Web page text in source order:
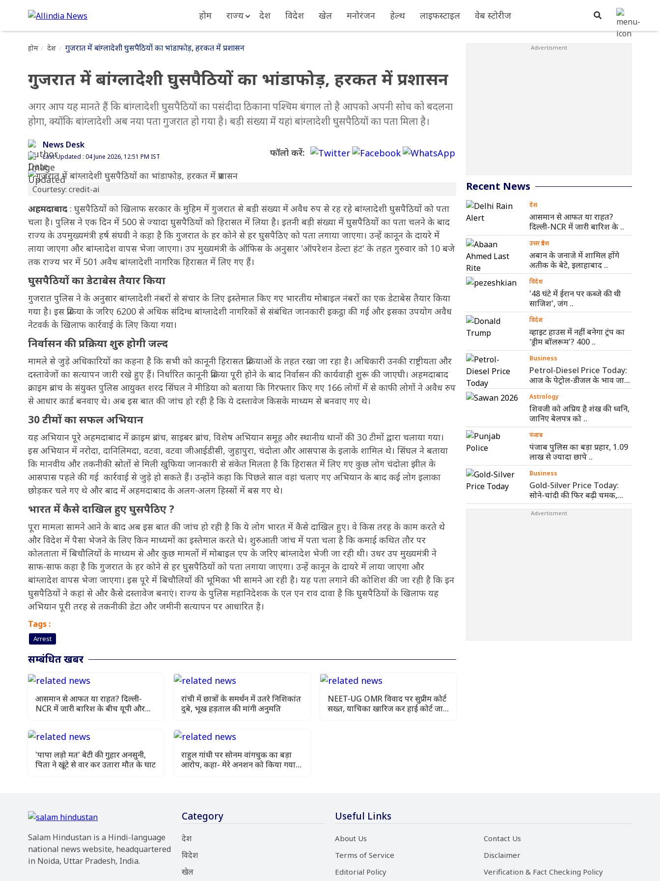
होम राज्य देश विदेश खेल मनोरंजन हेल्थ लाइफस्टाइल वेब स्टोरीज
होम देश गुजरात में बांग्लादेशी घुसपैठियों का भांडाफोड़, हरकत में प्रशासन
गुजरात में बांग्लादेशी घुसपैठियों का भांडाफोड़, हरकत में प्रशासन
अगर आप यह मानते हैं कि बांग्लादेशी घुसपैठियों का पसंदीदा ठिकाना पश्चिम बंगाल तो है आपको अपनी सोच को बदलना
होगा, क्योंकि बांग्लादेशी अब नया पता गुजरात हो गया है। बड़ी संख्या में यहां बांग्लादेशी घुसपैठियों का पता मिला है।
News Desk
Last Updated : 04 June 2026, 12:51 PM IST फॉलो करें:
Courtesy: credit-ai
अहमदाबाद : घुसपैठियों को खिलाफ सरकार के मुहिम में गुजरात से बड़ी संख्या में अवैध रुप से रह रहे बांग्लादेशी घुसपैठियों को पता
चला है। पुलिस ने एक दिन में 500 से ज्यादा घुसपैठियों को हिरासत में लिया है। इतनी बड़ी संख्या में घुसपैठियों का पता चलने के बाद
राज्य के उपमुख्यमंत्री हर्ष संघवी ने कहा है कि गुजरात के हर कोने से हर घुसपैठिए को पता लगाया जाएगा। उन्हें कानून के दायरे में
लाया जाएगा और बांग्लादेश वापस भेजा जाएगा। उप मुख्यमंत्री के ऑफिस के अनुसार 'ऑपरेशन डेल्टा हंट' के तहत गुरुवार को 10 बजे
तक राज्य भर में 501 अवैध बांग्लादेशी नागरिक हिरासत में लिए गए हैं।
घुसपैठियों का डेटाबेस तैयार किया
गुजरात पुलिस ने के अनुसार बांग्लादेशी नंबरों से संचार के लिए इस्तेमाल किए गए भारतीय मोबाइल नंबरों का एक डेटाबेस तैयार किया
गया है। इस प्रक्रिया के जरिए 6200 से अधिक संदिग्ध बांग्लादेशी नागरिकों से संबंधित जानकारी इकट्ठा की गई और इसका उपयोग अवैध
नेटवर्क के खिलाफ कार्रवाई के लिए किया गया।
निर्वासन की प्रक्रिया शुरु होगी जल्द
मामले से जुड़े अधिकारियों का कहना है कि सभी को कानूनी हिरासत प्रक्रियाओं के तहत रखा जा रहा है। अधिकारी उनकी राष्ट्रीयता और
दस्तावेजों का सत्यापन जारी रखे हुए हैं। निर्धारित कानूनी प्रक्रिया पूरी होने के बाद निर्वासन की कार्यवाही शुरू की जाएघी। अहमदाबाद
क्राइम ब्रांच के संयुक्त पुलिस आयुक्त शरद सिंघल ने मीडिया को बताया कि गिरफ्तार किए गए 166 लोगों में से काफी लोगों ने अवैध रुप
से आधार कार्ड बनवाए थे। अब इस बात की जांच हो रही है कि ये दस्तावेज किसके माध्यम से बनवाए गए थे।
30 टीमों का सफल अभियान
यह अभियान पूरे अहमदाबाद में क्राइम ब्रांच, साइबर ब्रांच, विशेष अभियान समूह और स्थानीय थानों की 30 टीमों द्वारा चलाया गया।
इस अभियान में नरोदा, दानिलिमदा, वटवा, वटवा जीआईडीसी, जुहापुरा, चंदोला और आसपास के इलाके शामिल थे। सिंघल ने बताया
कि मानवीय और तकनीकी स्रोतों से मिली खुफिया जानकारी से संकेत मिलता है कि हिरासत में लिए गए कुछ लोग चंदोला झील के
आसपास पहले की गई कार्रवाई से जुड़े हो सकते हैं। उन्होंने कहा कि पिछले साल वहां चलाए गए अभियान के बाद कई लोग इलाका
छोड़कर चले गए थे और बाद में अहमदाबाद के अलग-अलग हिस्सों में बस गए थे।
भारत में कैसे दाखिल हुए घुसपैठिए ?
पूरा मामला सामने आने के बाद अब इस बात की जांच हो रही है कि ये लोग भारत में कैसे दाखिल हुए। वे किस तरह के काम करते थे
और विदेश में पैसा भेजने के लिए किन माध्यमों का इस्तेमाल करते थे। शुरुआती जांच में पता चला है कि कमाई कथित तौर पर
कोलताता में बिचौलियों के माध्यम से और कुछ मामलों में मोबाइल एप के जरिए बांग्लादेश भेजी जा रही थी। उधर उप मुख्यमंत्री ने
साफ-साफ कहा है कि गुजरात के हर कोने से हर घुसपैठियों को पता लगाया जाएगा। उन्हें कानून के दायरे में लाया जाएगा और
बांग्लादेश वापस भेजा जाएगा। इस पूरे में बिचौलियों की भूमिका भी सामने आ रही है। यह पता लगाने की कोशिश की जा रही है कि इन
घुसपैठियों ने कहां से और कैसे दस्तावेज बनाएं। राज्य के पुलिस महानिदेशक के एल एन राव दावा है कि घुसपैठियों के खिलाफ यह
अभियान पूरी तरह से तकनीकी डेटा और जमीनी सत्यापन पर आधारित है।
Tags :
Arrest
सम्बंधित खबर
आसमान से आफत या राहत? दिल्ली-
NCR में जारी बारिश के बीच यूपी और
रांची में छात्रों के समर्थन में उतरे निशिकांत
दुबे, भूख हड़ताल की मांगी अनुमति
NEET-UG OMR विवाद पर सुप्रीम कोर्ट
सख्त, याचिका खारिज कर हाई कोर्ट जाने
'पापा लड़ो मत' बेटी की गुहार अनसुनी,
पिता ने खूंटे से वार कर उतारा मौत के घाट
राहुल गांधी पर सोनम वांगचुक का बड़ा
आरोप, कहा- मेरे अनशन को किया गया
Recent News
देश
आसमान से आफत या राहत?
दिल्ली-NCR में जारी बारिश के ..
उत्तर प्रदेश
अबान के जनाजे में शामिल होंगे
अतीक के बेटे, इलाहाबाद ..
विदेश
'48 घंटे में ईरान पर कब्जे की थी
साजिश', जंग ..
विदेश
व्हाइट हाउस में नहीं बनेगा ट्रंप का
'ड्रीम बॉलरूम'? 400 ..
Business
Petrol-Diesel Price Today:
आज के पेट्रोल-डीजल के भाव जारी,
जानिए ..
Astrology
शिवजी को अप्रिय है शंख की ध्वनि,
जानिए बेलपत्र को ..
पंजाब
पंजाब पुलिस का बड़ा प्रहार, 1.09
लाख से ज्यादा छापे ..
Business
Gold-Silver Price Today:
सोने-चांदी की फिर बढ़ी चमक,
जानिए आज ..
Salam Hindustan is a Hindi-language
national news website, headquartered
in Noida, Uttar Pradesh, India.
Category
देश
विदेश
खेल
Useful Links
About Us
Contact Us
Terms of Service
Disclaimer
Editorial Policy
Verification & Fact Checking Policy